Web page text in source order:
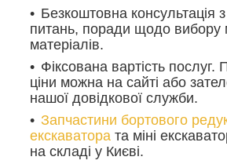
Безкоштовна консультація з
питань, поради щодо вибору
матеріалів.
Фіксована вартість послуг.
ціни можна на сайті або
нашої довідкової служби.
Запчастини бортового
екскаватора та міні
на складі у Києві.